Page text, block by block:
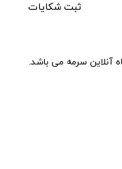
آنلاین سرمه می باشد.
ثبت شکایات